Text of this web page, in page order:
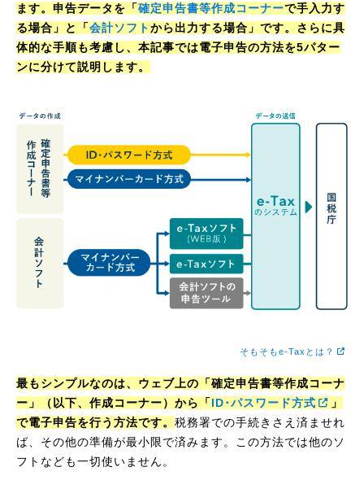
ます。申告データを「確定申告書等作成コーナーで手入力す
る場合」と「会計ソフトから出力する場合」です。さらに具
体的な手順も考慮し、本記事では電子申告の方法を5パター
ンに分けて説明します。
そもそもe-Taxとは？
最もシンプルなのは、ウェブ上の「確定申告書等作成コーナ
ー」（以下、作成コーナー）から「ID･パスワード方式
」
で電子申告を行う方法です。 税務署での手続きさえ済ませれ
ば、その他の準備が最小限で済みます。この方法では他のソ
フトなども一切使いません。